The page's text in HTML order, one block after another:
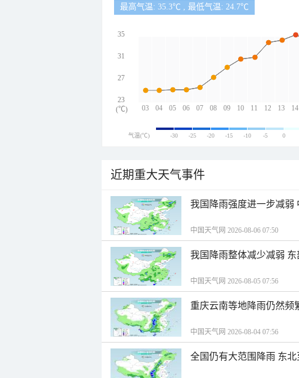
最高气温: 35.3℃ , 最低气温: 24.7℃
03 04 05 06 07 08 09 10 11 12 13 14
35
31
27
23
(℃)
气温(℃) -30 -25 -20 -15 -10 -5 0
近期重大天气事件
我国降雨强度进一步减
中国天气网 2026-08-06 07:50
我国降雨整体减少减弱
中国天气网 2026-08-05 07:56
重庆云南等地降雨仍然频
中国天气网 2026-08-04 07:56
全国仍有大范围降雨 东